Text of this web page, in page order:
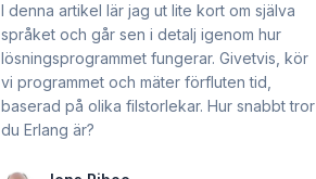
I denna artikel lär jag ut lite kort om själva
språket och går sen i detalj igenom hur
lösningsprogrammet fungerar. Givetvis, kör
vi programmet och mäter förfluten tid,
baserad på olika filstorlekar. Hur snabbt tror
du Erlang är?